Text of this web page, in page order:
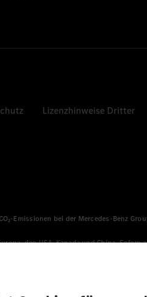
Lizenzhinweise Dritter
Emissionen bei der Mercedes-Benz
den USA, Kanada und China.
(Worldwide harmonised Light vehicles